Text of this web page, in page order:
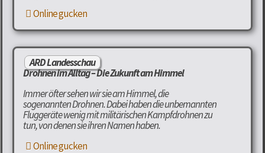
Online gucken
ARD Landesschau
Drohnen im Alltag – Die Zukunft am Himmel
Immer öfter sehen wir sie am Himmel, die
sogenannten Drohnen. Dabei haben die unbemannten
Fluggeräte wenig mit militärischen Kampfdrohnen zu
tun, von denen sie ihren Namen haben.
Online gucken